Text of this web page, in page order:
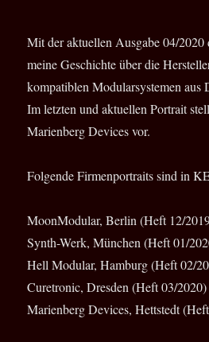
Mit der aktuellen Ausgabe 04/
meine Geschichte über die
kompatiblen Modularsystemen aus
Im letzten und aktuellen Portrait
Marienberg Devices vor.
Folgende Firmenportraits sind in
MoonModular, Berlin (Heft 12/
Synth-Werk, München (Heft 01/
Hell Modular, Hamburg (Heft 02/
Curetronic, Dresden (Heft 03/2020)
Marienberg Devices, Hettstedt